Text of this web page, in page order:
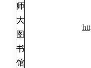
师
大
图
书
馆